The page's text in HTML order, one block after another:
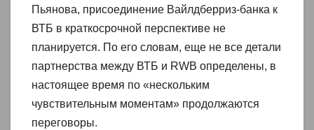
Пьянова, присоединение Вайлдберриз-банка к
ВТБ в краткосрочной перспективе не
планируется. По его словам, еще не все детали
партнерства между ВТБ и RWB определены, в
настоящее время по «нескольким
чувствительным моментам» продолжаются
переговоры.